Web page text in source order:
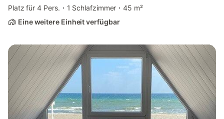
Platz für 4 Pers.
1 Schlafzimmer
45 m²
Eine weitere Einheit verfügbar